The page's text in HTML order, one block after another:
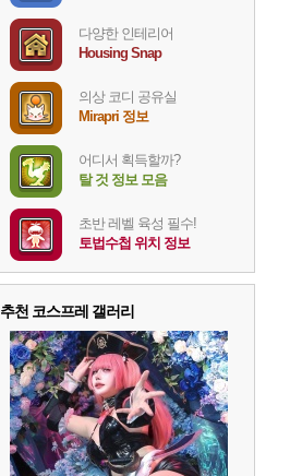
다양한 인테리어
Housing Snap
의상 코디 공유실
Mirapri 정보
어디서 획득할까?
탈 것 정보 모음
초반 레벨 육성 필수!
토법수첩 위치 정보
추천 코스프레 갤러리